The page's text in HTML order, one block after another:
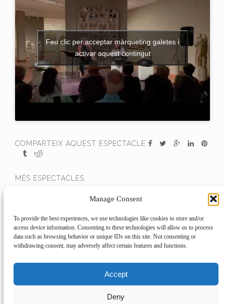
Manage Consent
To provide the best experiences, we use technologies like cookies to store and/or
access device information. Consenting to these technologies will allow us to process
data such as browsing behavior or unique IDs on this site. Not consenting or
withdrawing consent, may adversely affect certain features and functions.
Accept
Deny
Feu clic per acceptar màrqueting galetes i
activar aquest contingut
COMPARTEIX AQUEST ESPECTACLE
MÉS ESPECTACLES